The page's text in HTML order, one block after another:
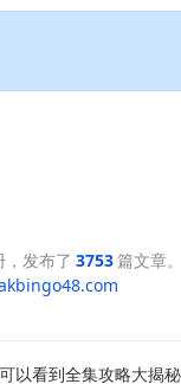
发布了 3753篇文章。
以看到全集攻略大揭秘